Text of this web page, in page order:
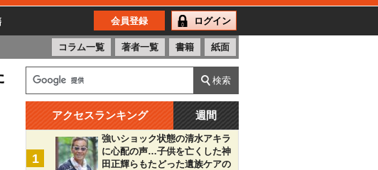
会員登録 ログイン
コラム一覧 著者一覧 書籍 紙面
アクセスランキング 週間
1
強いショック状態の清水アキラ
に心配の声…子供を亡くした神
田正輝らもたどった遺族ケアの